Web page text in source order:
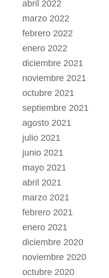
abril 2022
marzo 2022
febrero 2022
enero 2022
diciembre 2021
noviembre 2021
octubre 2021
septiembre 2021
agosto 2021
julio 2021
junio 2021
mayo 2021
abril 2021
marzo 2021
febrero 2021
enero 2021
diciembre 2020
noviembre 2020
octubre 2020